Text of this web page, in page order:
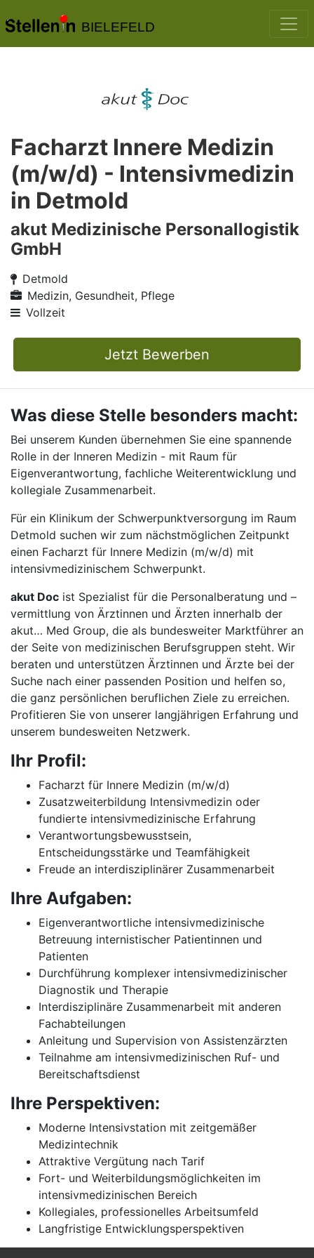
BIELEFELD
Facharzt Innere Medizin
(m/w/d) - Intensivmedizin
in Detmold
akut Medizinische Personallogistik
GmbH
Detmold
Medizin, Gesundheit, Pflege
Vollzeit
Jetzt Bewerben
Was diese Stelle besonders macht:
Bei unserem Kunden übernehmen Sie eine spannende
Rolle in der Inneren Medizin - mit Raum für
Eigenverantwortung, fachliche Weiterentwicklung und
kollegiale Zusammenarbeit.
Für ein Klinikum der Schwerpunktversorgung im Raum
Detmold suchen wir zum nächstmöglichen Zeitpunkt
einen Facharzt für Innere Medizin (m/w/d) mit
intensivmedizinischem Schwerpunkt.
akut Doc ist Spezialist für die Personalberatung und –
vermittlung von Ärztinnen und Ärzten innerhalb der
akut… Med Group, die als bundesweiter Marktführer an
der Seite von medizinischen Berufsgruppen steht. Wir
beraten und unterstützen Ärztinnen und Ärzte bei der
Suche nach einer passenden Position und helfen so,
die ganz persönlichen beruflichen Ziele zu erreichen.
Profitieren Sie von unserer langjährigen Erfahrung und
unserem bundesweiten Netzwerk.
Ihr Profil:
Facharzt für Innere Medizin (m/w/d)
Zusatzweiterbildung Intensivmedizin oder
fundierte intensivmedizinische Erfahrung
Verantwortungsbewusstsein,
Entscheidungsstärke und Teamfähigkeit
Freude an interdisziplinärer Zusammenarbeit
Ihre Aufgaben:
Eigenverantwortliche intensivmedizinische
Betreuung internistischer Patientinnen und
Patienten
Durchführung komplexer intensivmedizinischer
Diagnostik und Therapie
Interdisziplinäre Zusammenarbeit mit anderen
Fachabteilungen
Anleitung und Supervision von Assistenzärzten
Teilnahme am intensivmedizinischen Ruf- und
Bereitschaftsdienst
Ihre Perspektiven:
Moderne Intensivstation mit zeitgemäßer
Medizintechnik
Attraktive Vergütung nach Tarif
Fort- und Weiterbildungsmöglichkeiten im
intensivmedizinischen Bereich
Kollegiales, professionelles Arbeitsumfeld
Langfristige Entwicklungsperspektiven